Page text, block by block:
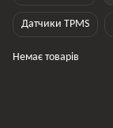
Датчики TPMS
Немає товарів